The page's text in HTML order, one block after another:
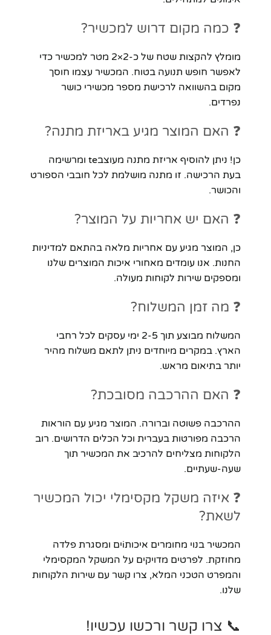
❓ כמה מקום דרוש למכשיר?
מומלץ להקצות שטח של כ-2×2 מטר למכשיר כדי
לאפשר חופש תנועה בטוח. המכשיר עצמו חוסך
מקום בהשוואה לרכישת מספר מכשירי כושר
נפרדים.
❓ האם המוצר מגיע באריזת מתנה?
כן! ניתן להוסיף אריזת מתנה מעוצבte ומרשימה
בעת הרכישה. זו מתנה מושלמת לכל חובבי הספורט
והכושר.
❓ האם יש אחריות על המוצר?
כן, המוצר מגיע עם אחריות מלאה בהתאם למדיניות
החנות. אנו עומדים מאחורי איכות המוצרים שלנו
ומספקים שירות לקוחות מעולה.
❓ מה זמן המשלוח?
המשלוח מבוצע תוך 2-5 ימי עסקים לכל רחבי
הארץ. במקרים מיוחדים ניתן לתאם משלוח מהיר
יותר בתיאום מראש.
❓ האם ההרכבה מסובכת?
ההרכבה פשוטה וברורה. המוצר מגיע עם הוראות
הרכבה מפורטות בעברית וכל הכלים הדרושים. רוב
הלקוחות מצליחים להרכיב את המכשיר תוך
שעה-שעתיים.
❓ איזה משקל מקסימלי יכול המכשיר
לשאת?
המכשיר בנוי מחומרים איכותiים ומסגרת פלדה
מחוזקת. לפרטים מדויקים על המשקל המקסימלי
והמפרט הטכני המלא, צרו קשר עם שירות הלקוחות
שלנו.
📞 צרו קשר ורכשו עכשיו!